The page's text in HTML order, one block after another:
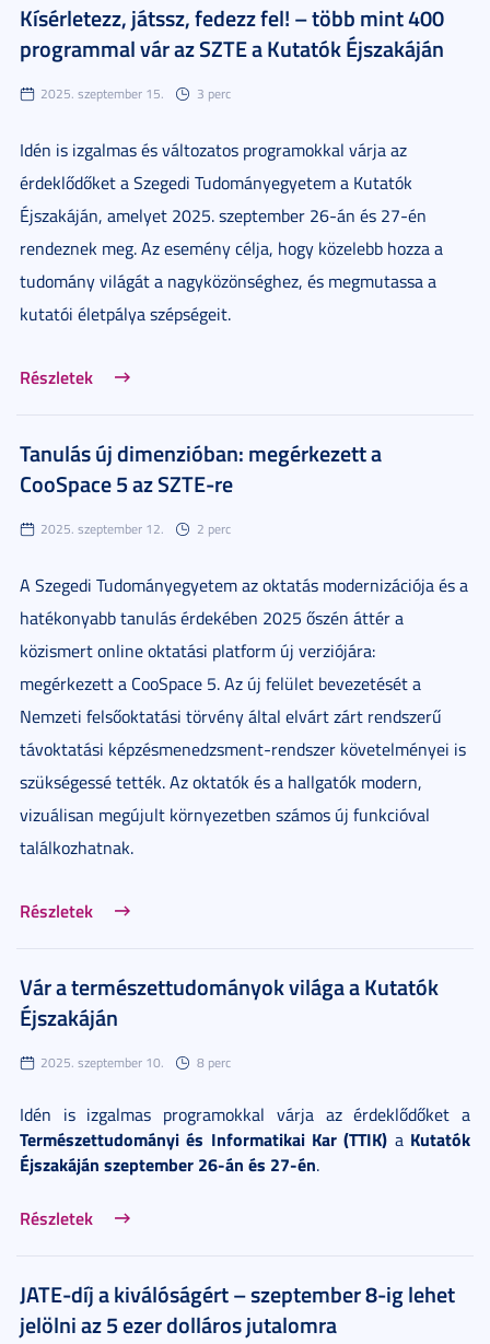
Kísérletezz, játssz, fedezz fel! – több mint 400
programmal vár az SZTE a Kutatók Éjszakáján
2025. szeptember 15. 3 perc
Idén is izgalmas és változatos programokkal várja az
érdeklődőket a Szegedi Tudományegyetem a Kutatók
Éjszakáján, amelyet 2025. szeptember 26-án és 27-én
rendeznek meg. Az esemény célja, hogy közelebb hozza a
tudomány világát a nagyközönséghez, és megmutassa a
kutatói életpálya szépségeit.
Részletek
Tanulás új dimenzióban: megérkezett a
CooSpace 5 az SZTE-re
2025. szeptember 12. 2 perc
A Szegedi Tudományegyetem az oktatás modernizációja és a
hatékonyabb tanulás érdekében 2025 őszén áttér a
közismert online oktatási platform új verziójára:
megérkezett a CooSpace 5. Az új felület bevezetését a
Nemzeti felsőoktatási törvény által elvárt zárt rendszerű
távoktatási képzésmenedzsment-rendszer követelményei is
szükségessé tették. Az oktatók és a hallgatók modern,
vizuálisan megújult környezetben számos új funkcióval
találkozhatnak.
Részletek
Vár a természettudományok világa a Kutatók
Éjszakáján
2025. szeptember 10. 8 perc
Idén is izgalmas programokkal várja az érdeklődőket a
Természettudományi és Informatikai Kar (TTIK) a Kutatók
Éjszakáján szeptember 26-án és 27-én.
Részletek
JATE-díj a kiválóságért – szeptember 8-ig lehet
jelölni az 5 ezer dolláros jutalomra